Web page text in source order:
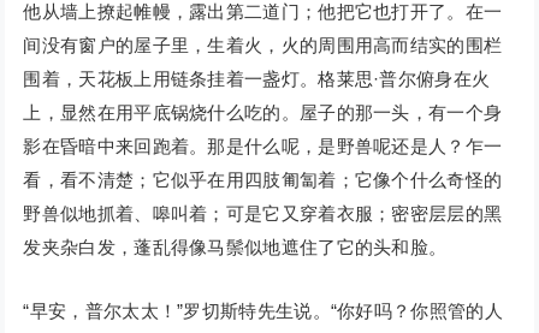
他从墙上撩起帷幔，露出第二道门；他把它也打开了。在一
间没有窗户的屋子里，生着火，火的周围用高而结实的围栏
围着，天花板上用链条挂着一盏灯。格莱思·普尔俯身在火
上，显然在用平底锅烧什么吃的。屋子的那一头，有一个身
影在昏暗中来回跑着。那是什么呢，是野兽呢还是人？乍一
看，看不清楚；它似乎在用四肢匍匐着；它像个什么奇怪的
野兽似地抓着、嗥叫着；可是它又穿着衣服；密密层层的黑
发夹杂白发，蓬乱得像马鬃似地遮住了它的头和脸。
“早安，普尔太太！”罗切斯特先生说。“你好吗？你照管的人